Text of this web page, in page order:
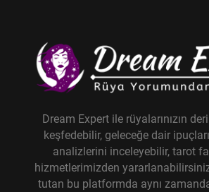
Dream Expert ile rüyalarınızın
keşfedebilir, geleceğe dair
analizlerini inceleyebilir, tarot
hizmetlerimizden
tutan bu platformda aynı